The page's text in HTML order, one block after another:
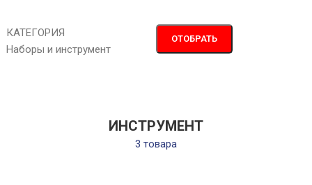
КАТЕГОРИЯ
Наборы и инструмент
ОТОБРАТЬ
ИНСТРУМЕНТ
3 товара